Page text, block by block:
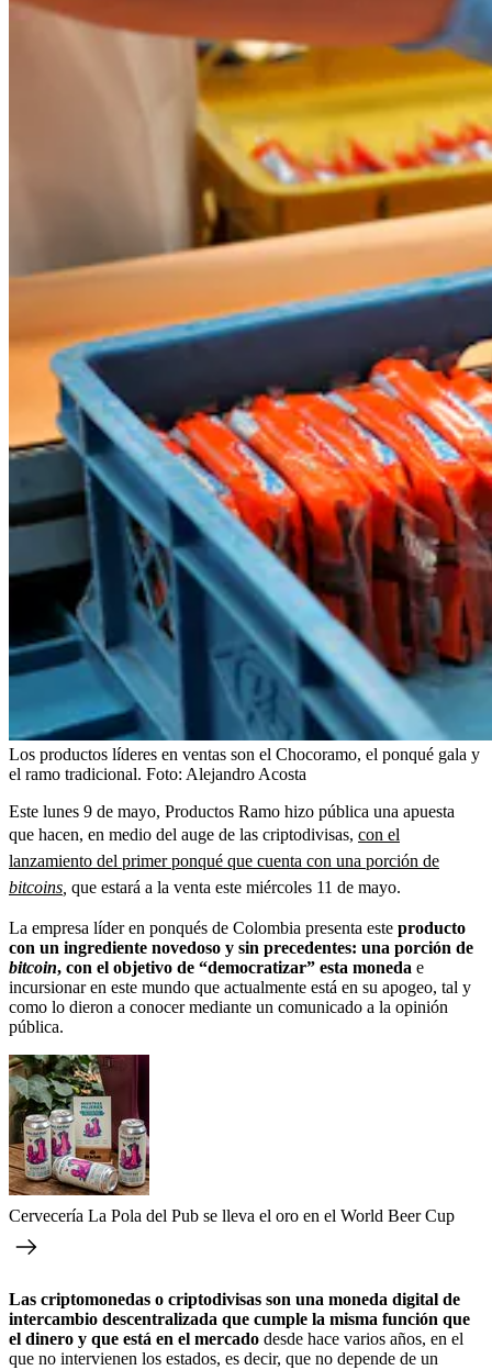
Los productos líderes en ventas son el Chocoramo, el ponqué gala y
el ramo tradicional. Foto: Alejandro Acosta
Este lunes 9 de mayo, Productos Ramo hizo pública una apuesta
que hacen, en medio del auge de las criptodivisas, con el
lanzamiento del primer ponqué que cuenta con una porción de
bitcoins que estará a la venta este miércoles 11 de mayo.
La empresa líder en ponqués de Colombia presenta este producto
con un ingrediente novedoso y sin precedentes: una porción de
bitcoin, con el objetivo de “democratizar” esta moneda e
incursionar en este mundo que actualmente está en su apogeo, tal y
como lo dieron a conocer mediante un comunicado a la opinión
pública.
Cervecería La Pola del Pub se lleva el oro en el World Beer Cup
Las criptomonedas o criptodivisas son una moneda digital de
intercambio descentralizada que cumple la misma función que
el dinero y que está en el mercado desde hace varios años, en el
que no intervienen los estados, es decir, que no depende de un